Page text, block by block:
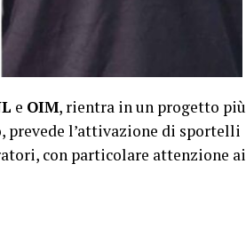
e OIM, rientra in un progetto più
l’attivazione di sportelli
con particolare attenzione ai